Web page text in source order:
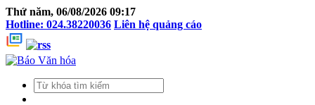
Thứ năm, 06/08/2026 09:17
Hotline: 024.38220036 Liên hệ quảng cáo